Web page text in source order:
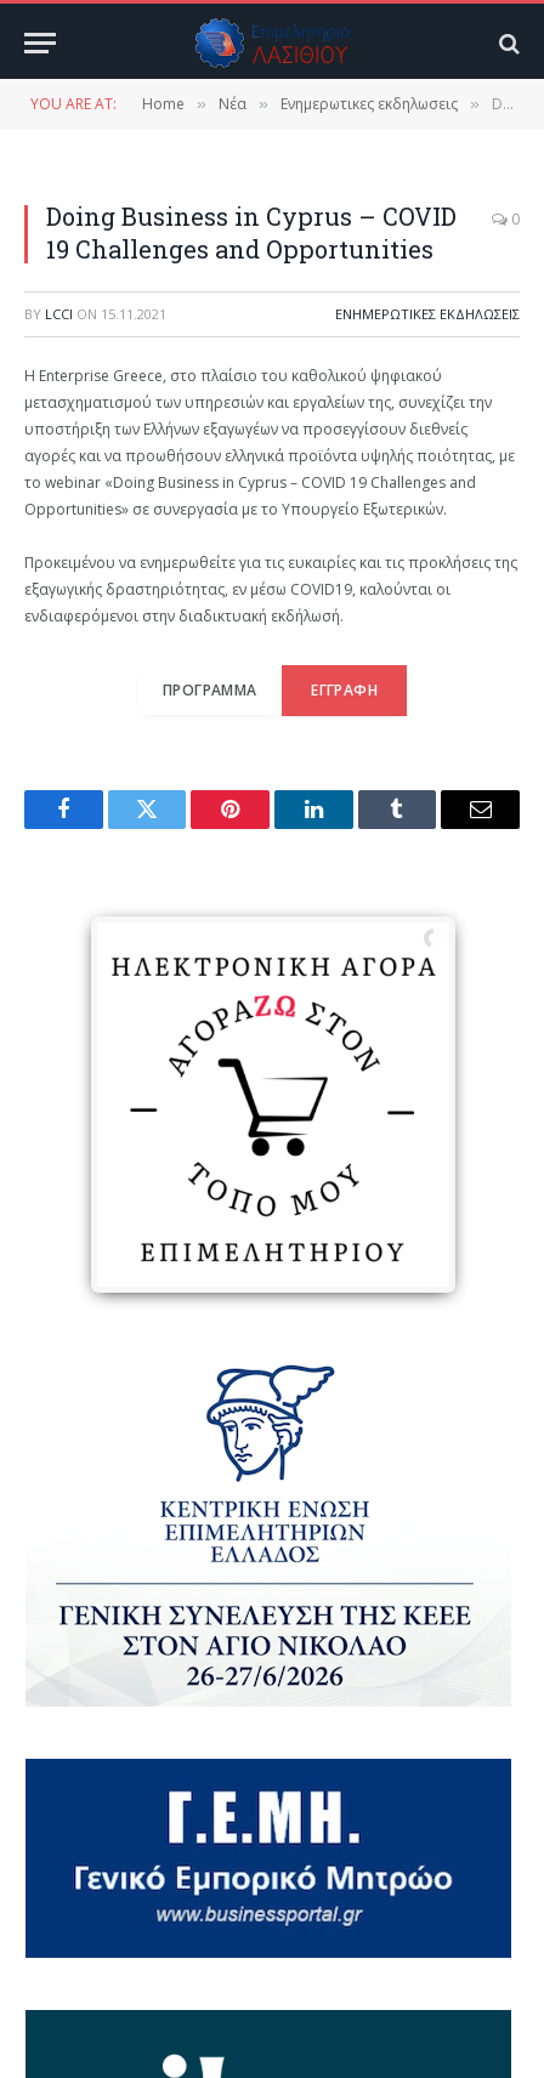
YOU ARE AT: Home » Νέα » Ενημερωτικες εκδηλωσεις » Doing Business in Cyprus – COVID 19 Challenges and Opportunities
Doing Business in Cyprus – COVID
19 Challenges and Opportunities
0
BY LCCI ON 15.11.2021 ΕΝΗΜΕΡΩΤΙΚΕΣ ΕΚΔΗΛΩΣΕΙΣ
Η Enterprise Greece, στο πλαίσιο του καθολικού ψηφιακού
μετασχηματισμού των υπηρεσιών και εργαλείων της, συνεχίζει την
υποστήριξη των Ελλήνων εξαγωγέων να προσεγγίσουν διεθνείς
αγορές και να προωθήσουν ελληνικά προϊόντα υψηλής ποιότητας, με
τo webinar «Doing Business in Cyprus – COVID 19 Challenges and
Opportunities» σε συνεργασία με το Υπουργείο Εξωτερικών.
Προκειμένου να ενημερωθείτε για τις ευκαιρίες και τις προκλήσεις της
εξαγωγικής δραστηριότητας, εν μέσω COVID19, καλούνται οι
ενδιαφερόμενοι στην διαδικτυακή εκδήλωσή.
ΠΡΟΓΡΑΜΜΑ ΕΓΓΡΑΦΗ
FacebookTwitter Pinterest LinkedInTumblr Email